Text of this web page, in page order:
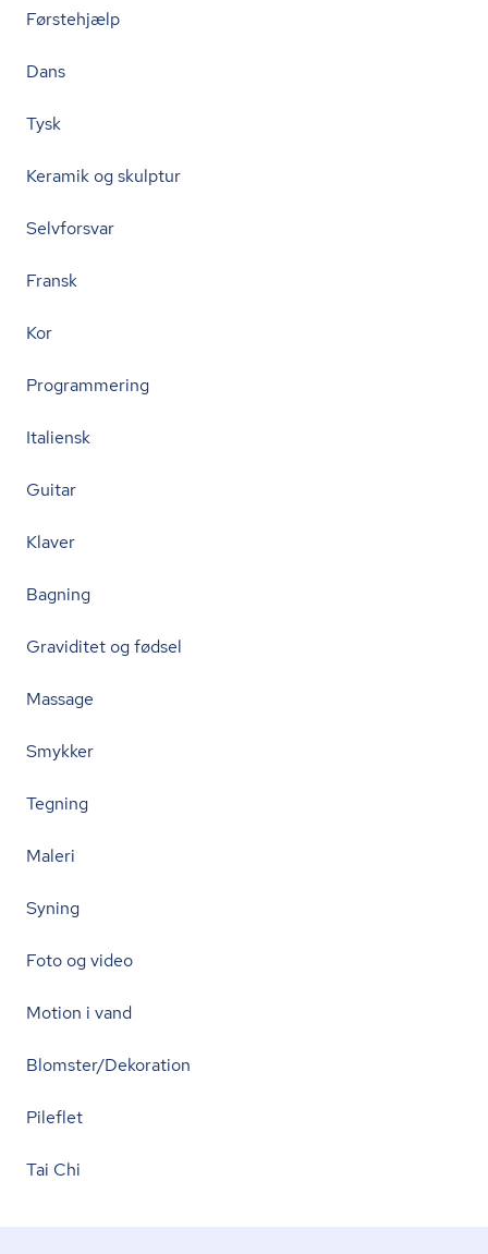
Førstehjælp
Dans
Tysk
Keramik og skulptur
Selvforsvar
Fransk
Kor
Programmering
Italiensk
Guitar
Klaver
Bagning
Graviditet og fødsel
Massage
Smykker
Tegning
Maleri
Syning
Foto og video
Motion i vand
Blomster/Dekoration
Pileflet
Tai Chi